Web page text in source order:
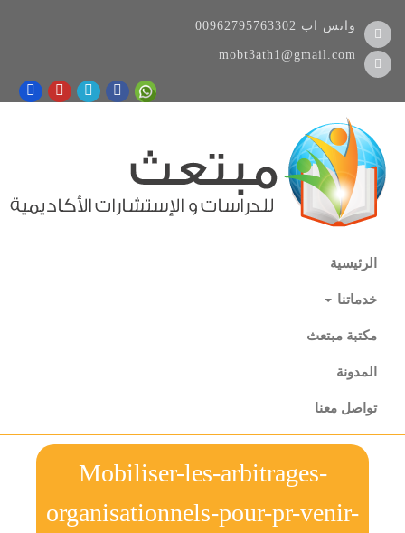
00962795763302 واتس اب
mobt3ath1@gmail.com
الرئيسية
خدماتنا
مكتبة مبتعث
المدونة
تواصل معنا
Mobiliser-les-arbitrages-
organisationnels-pour-pr-venir-